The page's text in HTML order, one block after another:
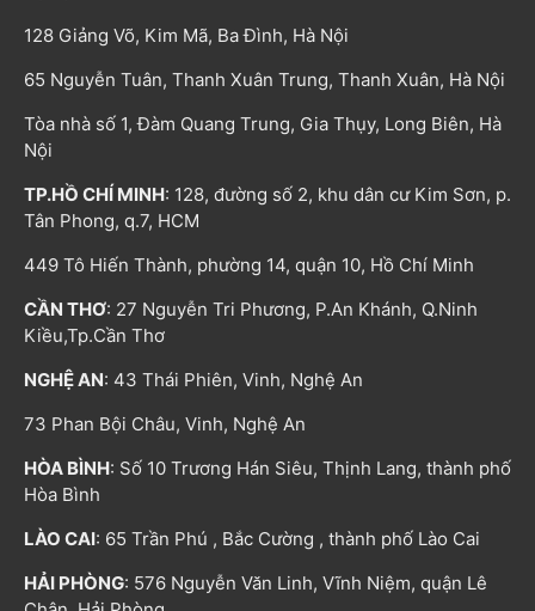
128 Giảng Võ, Kim Mã, Ba Đình, Hà Nội
65 Nguyễn Tuân, Thanh Xuân Trung, Thanh Xuân, Hà Nội
Tòa nhà số 1, Đàm Quang Trung, Gia Thụy, Long Biên, Hà
Nội
TP.HỒ CHÍ MINH: 128, đường số 2, khu dân cư Kim Sơn, p.
Tân Phong, q.7, HCM
449 Tô Hiến Thành, phường 14, quận 10, Hồ Chí Minh
CẦN THƠ: 27 Nguyễn Tri Phương, P.An Khánh, Q.Ninh
Kiều,Tp.Cần Thơ
NGHỆ AN: 43 Thái Phiên, Vinh, Nghệ An
73 Phan Bội Châu, Vinh, Nghệ An
HÒA BÌNH: Số 10 Trương Hán Siêu, Thịnh Lang, thành phố
Hòa Bình
LÀO CAI: 65 Trần Phú , Bắc Cường , thành phố Lào Cai
HẢI PHÒNG: 576 Nguyễn Văn Linh, Vĩnh Niệm, quận Lê